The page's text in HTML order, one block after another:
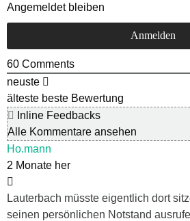
Angemeldet bleiben
60 Comments
neuste
älteste beste Bewertung
Inline Feedbacks
Alle Kommentare ansehen
Ho.mann
2 Monate her
Lauterbach müsste eigentlich dort
seinen persönlichen Notstand